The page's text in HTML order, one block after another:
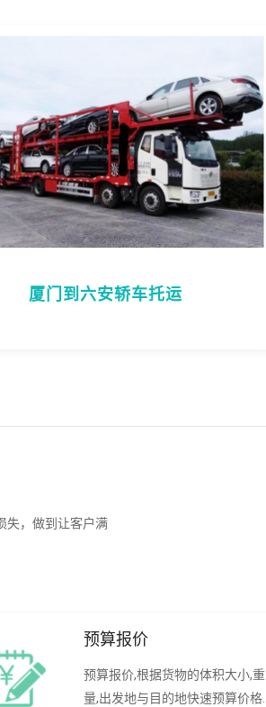
厦门到六安轿车托运
失，做到让客户满
预算报价
预算报价,根据货物的体积大小,重
量,出发地与目的地快速预算价格.